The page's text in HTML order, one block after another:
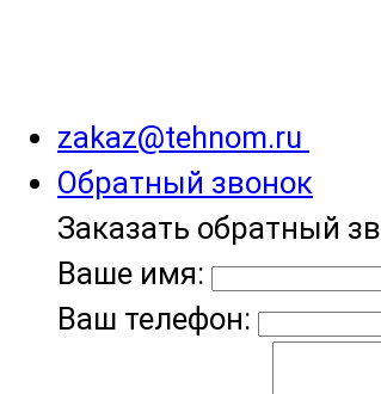
zakaz@tehnom.ru
Обратный звонок
Заказать обратный
Ваше имя:
Ваш телефон: